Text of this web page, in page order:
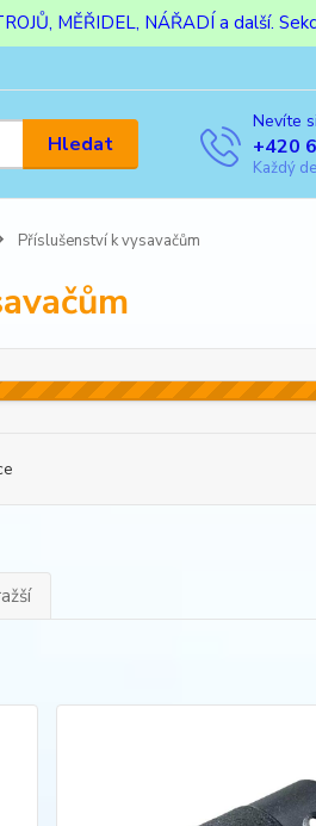
MĚŘIDEL, NÁŘADÍ a další.
Hledat
Nevíte
+420
Každý
Příslušenství k vysavačům